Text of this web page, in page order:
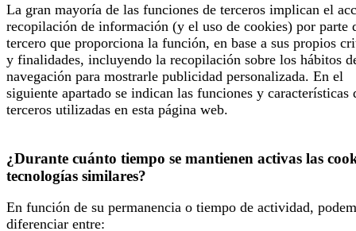
La gran mayoría de las funciones de terceros implican el
recopilación de información (y el uso de cookies) por parte
tercero que proporciona la función, en base a sus propios
y finalidades, incluyendo la recopilación sobre los hábitos
navegación para mostrarle publicidad personalizada. En el
siguiente apartado se indican las funciones y características
terceros utilizadas en esta página web.
¿Durante cuánto tiempo se mantienen activas las
tecnologías similares?
En función de su permanencia o tiempo de actividad,
diferenciar entre: